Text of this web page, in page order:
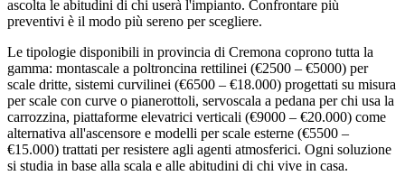
ascolta le abitudini di chi userà l'impianto. Confrontare più
preventivi è il modo più sereno per scegliere.
Le tipologie disponibili in provincia di Cremona coprono tutta la
gamma: montascale a poltroncina rettilinei (€2500 – €5000) per
scale dritte, sistemi curvilinei (€6500 – €18.000) progettati su misura
per scale con curve o pianerottoli, servoscala a pedana per chi usa la
carrozzina, piattaforme elevatrici verticali (€9000 – €20.000) come
alternativa all'ascensore e modelli per scale esterne (€5500 –
€15.000) trattati per resistere agli agenti atmosferici. Ogni soluzione
si studia in base alla scala e alle abitudini di chi vive in casa.